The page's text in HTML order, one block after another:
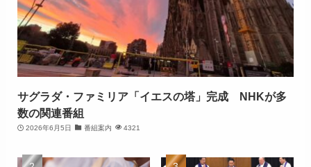
サグラダ・ファミリア「イエスの塔」完成 NHKが多
数の関連番組
2026年6月5日 番組案内 4321